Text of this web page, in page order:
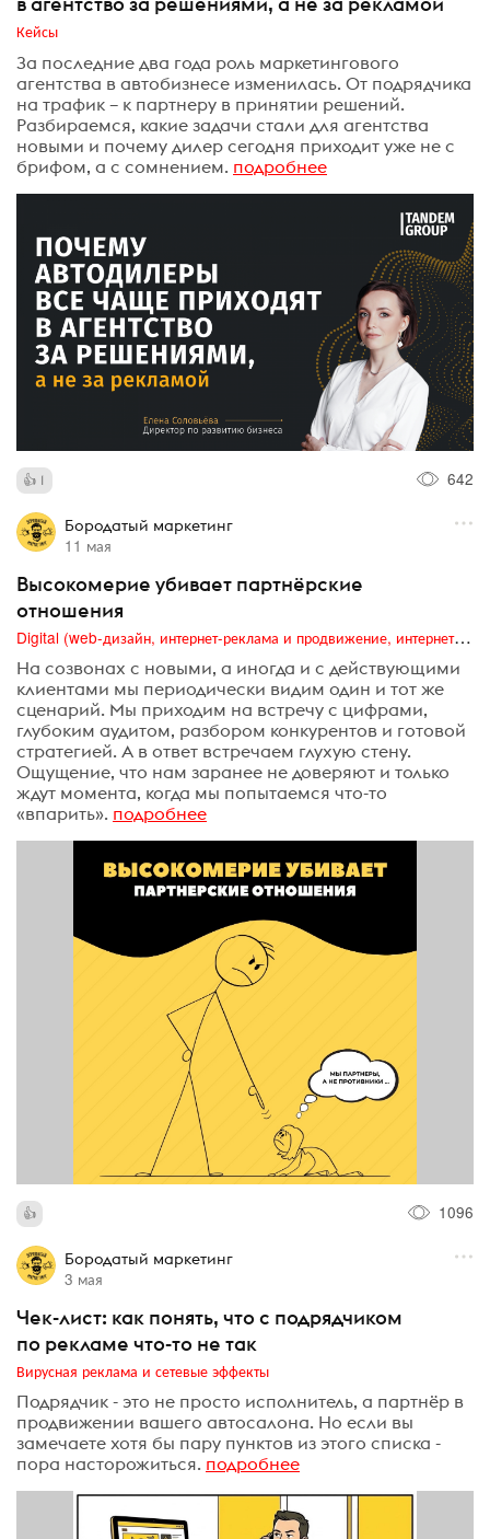
Кейсы
За последние два года роль маркетингового
агентства в автобизнесе изменилась. От подрядчика
на трафик – к партнеру в принятии решений.
Разбираемся, какие задачи стали для агентства
новыми и почему дилер сегодня приходит уже не с
брифом, а с сомнением. подробнее
1 642
Бородатый маркетинг
11 мая
Высокомерие убивает партнёрские
отношения
Digital (web-дизайн, интернет-реклама и продвижение, интернет-сообщества и блоги, интернет-коммуникации, мобильный маркетинг, реклама на цифровых экранах)
На созвонах с новыми, а иногда и с действующими
клиентами мы периодически видим один и тот же
сценарий. Мы приходим на встречу с цифрами,
глубоким аудитом, разбором конкурентов и готовой
стратегией. А в ответ встречаем глухую стену.
Ощущение, что нам заранее не доверяют и только
ждут момента, когда мы попытаемся что-то
«впарить». подробнее
1096
Бородатый маркетинг
3 мая
Чек-лист: как понять, что с подрядчиком
по рекламе что-то не так
Вирусная реклама и сетевые эффекты
Подрядчик - это не просто исполнитель, а партнёр в
продвижении вашего автосалона. Но если вы
замечаете хотя бы пару пунктов из этого списка -
пора насторожиться. подробнее